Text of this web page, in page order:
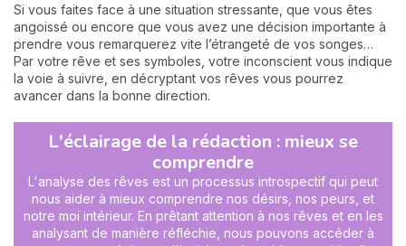
Si vous faites face à une situation stressante, que vous êtes
angoissé ou encore que vous avez une décision importante à
prendre vous remarquerez vite l’étrangeté de vos songes…
Par votre rêve et ses symboles, votre inconscient vous indique
la voie à suivre, en décryptant vos rêves vous pourrez
avancer dans la bonne direction.
L'éclairage de la rédaction : mieux se
comprendre
L'analyse des rêves est un processus introspectif qui peut
nous aider à mieux comprendre nos désirs, nos peurs, et
notre moi intérieur. En prêtant attention à nos rêves et en les
analysant de manière réfléchie, nous pouvons accéder à